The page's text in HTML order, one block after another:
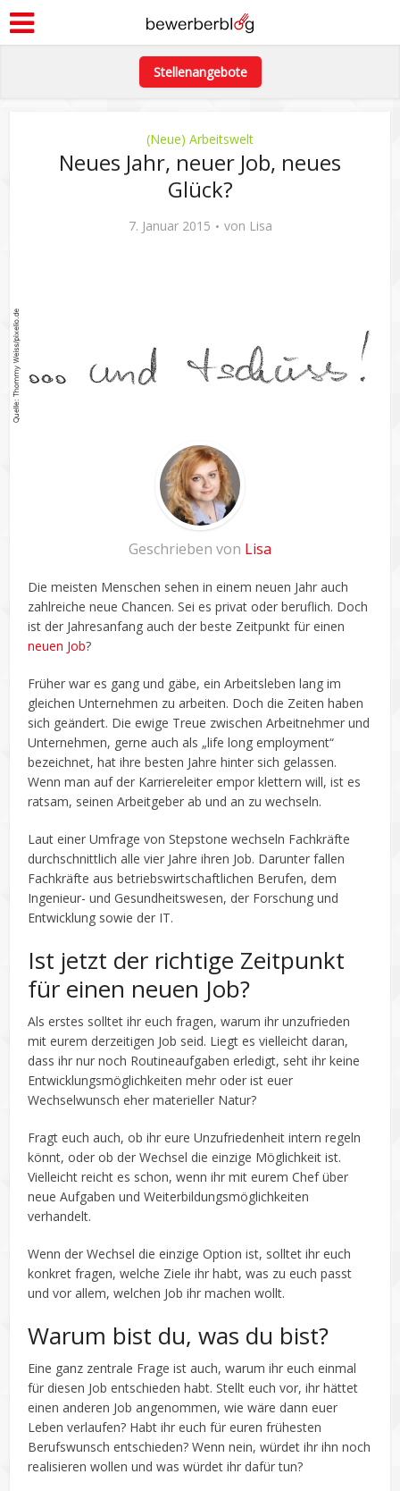
Stellenangebote
(Neue) Arbeitswelt
Neues Jahr, neuer Job, neues
Glück?
7. Januar 2015 von Lisa
Geschrieben von Lisa
Die meisten Menschen sehen in einem neuen Jahr auch
zahlreiche neue Chancen. Sei es privat oder beruflich. Doch
ist der Jahresanfang auch der beste Zeitpunkt für einen
neuen Job?
Früher war es gang und gäbe, ein Arbeitsleben lang im
gleichen Unternehmen zu arbeiten. Doch die Zeiten haben
sich geändert. Die ewige Treue zwischen Arbeitnehmer und
Unternehmen, gerne auch als „life long employment“
bezeichnet, hat ihre besten Jahre hinter sich gelassen.
Wenn man auf der Karriereleiter empor klettern will, ist es
ratsam, seinen Arbeitgeber ab und an zu wechseln.
Laut einer Umfrage von Stepstone wechseln Fachkräfte
durchschnittlich alle vier Jahre ihren Job. Darunter fallen
Fachkräfte aus betriebswirtschaftlichen Berufen, dem
Ingenieur- und Gesundheitswesen, der Forschung und
Entwicklung sowie der IT.
Ist jetzt der richtige Zeitpunkt
für einen neuen Job?
Als erstes solltet ihr euch fragen, warum ihr unzufrieden
mit eurem derzeitigen Job seid. Liegt es vielleicht daran,
dass ihr nur noch Routineaufgaben erledigt, seht ihr keine
Entwicklungsmöglichkeiten mehr oder ist euer
Wechselwunsch eher materieller Natur?
Fragt euch auch, ob ihr eure Unzufriedenheit intern regeln
könnt, oder ob der Wechsel die einzige Möglichkeit ist.
Vielleicht reicht es schon, wenn ihr mit eurem Chef über
neue Aufgaben und Weiterbildungsmöglichkeiten
verhandelt.
Wenn der Wechsel die einzige Option ist, solltet ihr euch
konkret fragen, welche Ziele ihr habt, was zu euch passt
und vor allem, welchen Job ihr machen wollt.
Warum bist du, was du bist?
Eine ganz zentrale Frage ist auch, warum ihr euch einmal
für diesen Job entschieden habt. Stellt euch vor, ihr hättet
einen anderen Job angenommen, wie wäre dann euer
Leben verlaufen? Habt ihr euch für euren frühesten
Berufswunsch entschieden? Wenn nein, würdet ihr ihn noch
realisieren wollen und was würdet ihr dafür tun?